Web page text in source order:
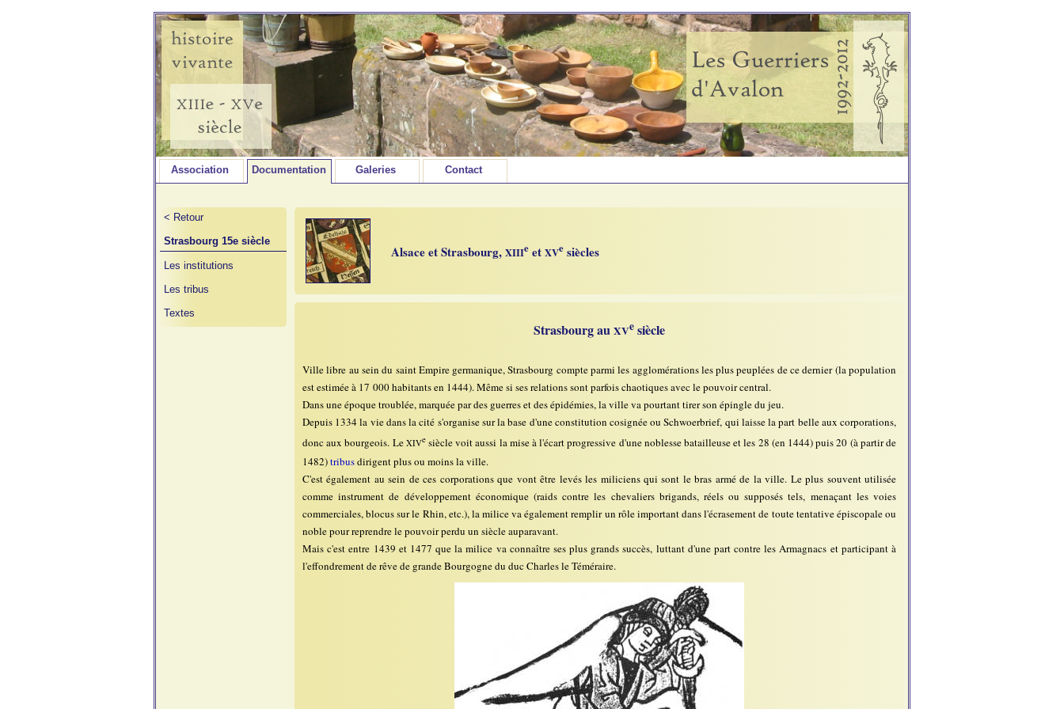
Association Documentation Galeries Contact
< Retour
Strasbourg 15e siècle
Les institutions
Les tribus
Textes
Alsace et Strasbourg, XIIIe et XVe siècles
Strasbourg au XVe siècle
Ville libre au sein du saint Empire germanique, Strasbourg compte parmi les agglomérations les plus peuplées de ce dernier (la population
est estimée à 17 000 habitants en 1444). Même si ses relations sont parfois chaotiques avec le pouvoir central.
Dans une époque troublée, marquée par des guerres et des épidémies, la ville va pourtant tirer son épingle du jeu.
Depuis 1334 la vie dans la cité s'organise sur la base d'une constitution cosignée ou Schwoerbrief, qui laisse la part belle aux corporations,
donc aux bourgeois. Le XIVesiècle voit aussi la mise à l'écart progressive d'une noblesse batailleuse et les 28 (en 1444) puis 20 (à partir de
1482)tribusdirigent plus ou moins la ville.
C'est également au sein de ces corporations que vont être levés les miliciens qui sont le bras armé de la ville. Le plus souvent utilisée
comme instrument de développement économique (raids contre les chevaliers brigands, réels ou supposés tels, menaçant les voies
commerciales, blocus sur le Rhin, etc.), la milice va également remplir un rôle important dans l'écrasement de toute tentative épiscopale ou
noble pour reprendre le pouvoir perdu un siècle auparavant.
Mais c'est entre 1439 et 1477 que la milice va connaître ses plus grands succès, luttant d'une part contre les Armagnacs et participant à
l'effondrement de rêve de grande Bourgogne du duc Charles le Téméraire.